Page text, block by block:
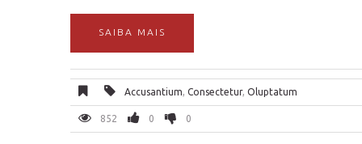
SAIBA MAIS
Accusantium, Consectetur, Oluptatum
852 0 0